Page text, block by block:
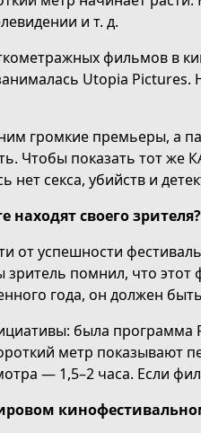
и т. д.
фильмов в
Utopia Pictures.
громкие премьеры, а
Чтобы показать тот же
нет секса, убийств и
своего
от успешности
зритель помнил, что
года, он должен
была программа
метр показывают
— 1,5–2 часа. Если